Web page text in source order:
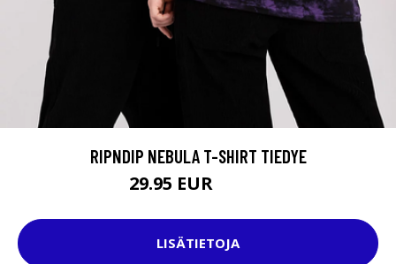
RIPNDIP NEBULA T-SHIRT TIEDYE
29.95 EUR
LISÄTIETOJA